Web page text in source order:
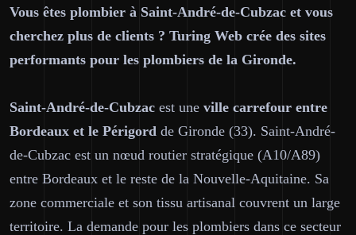
Vous êtes plombier à Saint-André-de-Cubzac et vous
cherchez plus de clients ? Turing Web crée des sites
performants pour les plombiers de la Gironde.
Saint-André-de-Cubzac est une ville carrefour entre
Bordeaux et le Périgord de Gironde (33). Saint-André-
de-Cubzac est un nœud routier stratégique (A10/A89)
entre Bordeaux et le reste de la Nouvelle-Aquitaine. Sa
zone commerciale et son tissu artisanal couvrent un large
territoire. La demande pour les plombiers dans ce secteur